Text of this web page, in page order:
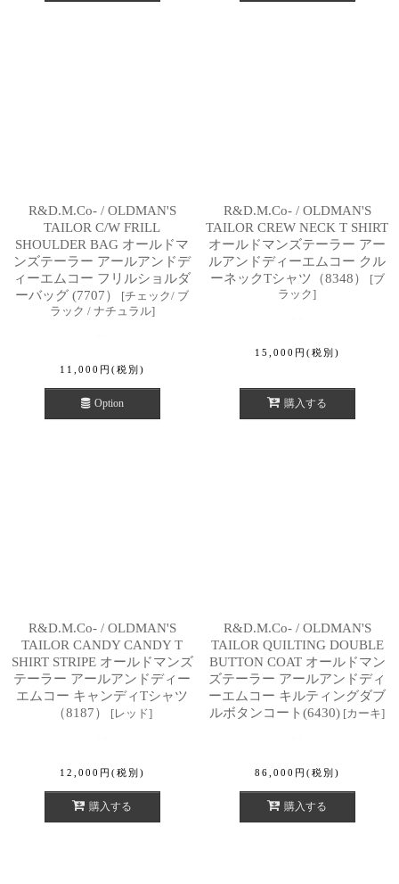
R&D.M.Co- / OLDMAN'S
TAILOR C/W FRILL
SHOULDER BAG オールドマ
ンズテーラー アールアンドデ
ィーエムコー フリルショルダ
ーバッグ (7707）
[チェック/ ブ
ラック / ナチュラル]
11,000 円 (税別)
Option
R&D.M.Co- / OLDMAN'S
TAILOR CREW NECK T SHIRT
オールドマンズテーラー アー
ルアンドディーエムコー クル
ーネックTシャツ（8348）
[ブ
ラック]
15,000 円 (税別)
購入する
R&D.M.Co- / OLDMAN'S
TAILOR CANDY CANDY T
SHIRT STRIPE オールドマンズ
テーラー アールアンドディー
エムコー キャンディTシャツ
（8187）
[レッド]
12,000 円 (税別)
購入する
R&D.M.Co- / OLDMAN'S
TAILOR QUILTING DOUBLE
BUTTON COAT オールドマン
ズテーラー アールアンドディ
ーエムコー キルティングダブ
ルボタンコート(6430) [カーキ]
86,000 円 (税別)
購入する